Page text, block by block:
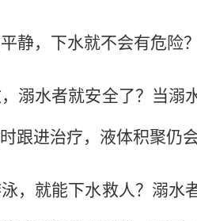
平静，下水就不会有危
，溺水者就安全了？当
跟进治疗，液体积聚仍
泳，就能下水救人？溺